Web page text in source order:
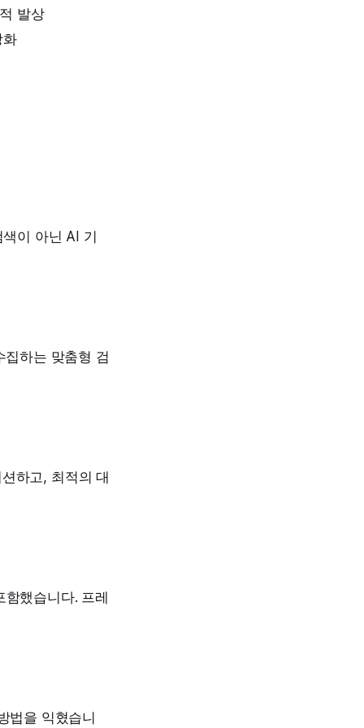
발상
화
이 아닌 AI 기
하는 맞춤형 검
하고, 최적의 대
했습니다. 프레
법을 익혔습니